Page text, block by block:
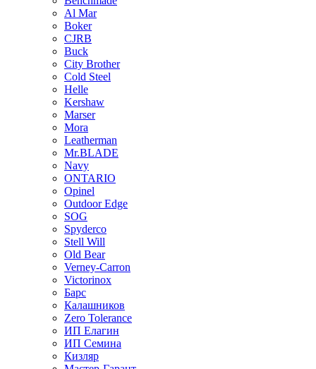
Al Mar
Boker
CJRB
Buck
City Brother
Cold Steel
Helle
Kershaw
Marser
Mora
Leatherman
Mr.BLADE
Navy
ONTARIO
Opinel
Outdoor Edge
SOG
Spyderco
Stell Will
Old Bear
Verney-Carron
Victorinox
Барс
Калашников
Zero Tolerance
ИП Елагин
ИП Семина
Кизляр